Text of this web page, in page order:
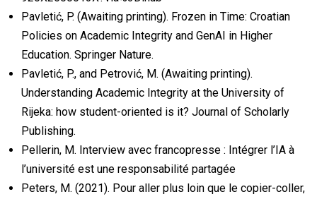
Pavletić, P. (Awaiting printing). Frozen in Time: Croatian
Policies on Academic Integrity and GenAI in Higher
Education. Springer Nature.
Pavletić, P., and Petrović, M. (Awaiting printing).
Understanding Academic Integrity at the University of
Rijeka: how student-oriented is it? Journal of Scholarly
Publishing.
Pellerin, M. Interview avec francopresse : Intégrer l’IA à
l’université est une responsabilité partagée
Peters, M. (2021). Pour aller plus loin que le copier-coller,